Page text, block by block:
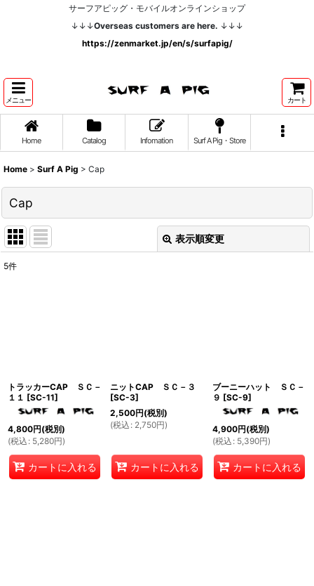
サーフアピッグ・モバイルオンラインショップ
↓↓↓Overseas customers are here. ↓↓↓
https://zenmarket.jp/en/s/surfapig/
メニュー カート
Home Catalog Infomation Surf A Pig・Store
Home > Surf A Pig > Cap
Cap
表示順変更
5件
トラッカーCAP ＳＣ－
１１ [SC-11]
4,800円(税別)
(税込 : 5,280円)
カートに入れる
ニットCAP ＳＣ－３
[SC-3]
2,500円(税別)
(税込 : 2,750円)
カートに入れる
ブーニーハット ＳＣ－
９ [SC-9]
4,900円(税別)
(税込 : 5,390円)
カートに入れる